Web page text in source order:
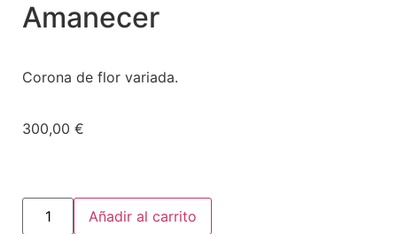
Amanecer
Corona de flor variada.
300,00 €
Añadir al carrito